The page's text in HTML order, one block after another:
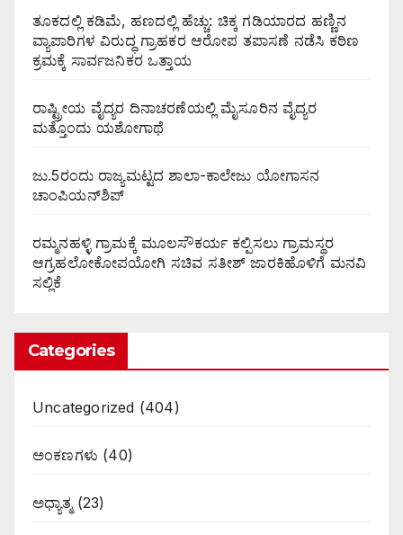
ತೂಕದಲ್ಲಿ ಕಡಿಮೆ, ಹಣದಲ್ಲಿ ಹೆಚ್ಚು: ಚಿಕ್ಕ ಗಡಿಯಾರದ ಹಣ್ಣಿನ
ವ್ಯಾಪಾರಿಗಳ ವಿರುದ್ಧ ಗ್ರಾಹಕರ ಆರೋಪ ತಪಾಸಣೆ ನಡೆಸಿ ಕಠಿಣ
ಕ್ರಮಕ್ಕೆ ಸಾರ್ವಜನಿಕರ ಒತ್ತಾಯ
ರಾಷ್ಟ್ರೀಯ ವೈದ್ಯರ ದಿನಾಚರಣೆಯಲ್ಲಿ ಮೈಸೂರಿನ ವೈದ್ಯರ
ಮತ್ತೊಂದು ಯಶೋಗಾಥೆ
ಜು.5ರಂದು ರಾಜ್ಯಮಟ್ಟದ ಶಾಲಾ-ಕಾಲೇಜು ಯೋಗಾಸನ
ಚಾಂಪಿಯನ್‌ಶಿಪ್
ರಮ್ಮನಹಳ್ಳಿ ಗ್ರಾಮಕ್ಕೆ ಮೂಲಸೌಕರ್ಯ ಕಲ್ಪಿಸಲು ಗ್ರಾಮಸ್ಥರ
ಆಗ್ರಹಲೋಕೋಪಯೋಗಿ ಸಚಿವ ಸತೀಶ್ ಜಾರಕಿಹೊಳಿಗೆ ಮನವಿ
ಸಲ್ಲಿಕೆ
Categories
Uncategorized (404)
ಅಂಕಣಗಳು (40)
ಅಧ್ಯಾತ್ಮ(23)